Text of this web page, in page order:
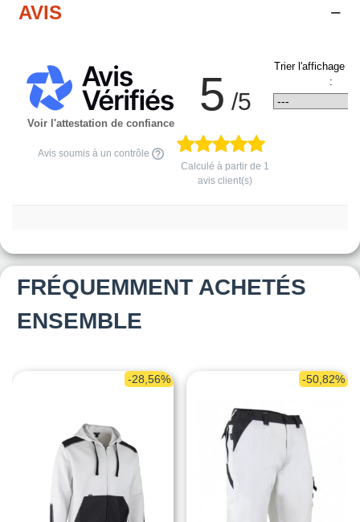
AVIS
Voir l'attestation de confiance
Avis soumis à un contrôle
5 /5
Calculé à partir de 1
avis client(s)
Trier l'affichage
:
FRÉQUEMMENT ACHETÉS
ENSEMBLE
-28,56% -50,82%